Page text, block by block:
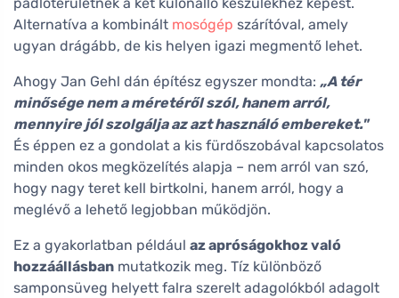
padlóterületnek a két különálló készülékhez képest.
Alternatíva a kombinált mosógép szárítóval, amely
ugyan drágább, de kis helyen igazi megmentő lehet.
Ahogy Jan Gehl dán építész egyszer mondta: „A tér
minősége nem a méretéről szól, hanem arról,
mennyire jól szolgálja az azt használó embereket."
És éppen ez a gondolat a kis fürdőszobával kapcsolatos
minden okos megközelítés alapja – nem arról van szó,
hogy nagy teret kell birtkolni, hanem arról, hogy a
meglévő a lehető legjobban működjön.
Ez a gyakorlatban például az apróságokhoz való
hozzáállásban mutatkozik meg. Tíz különböző
samponsüveg helyett falra szerelt adagolókból adagolt